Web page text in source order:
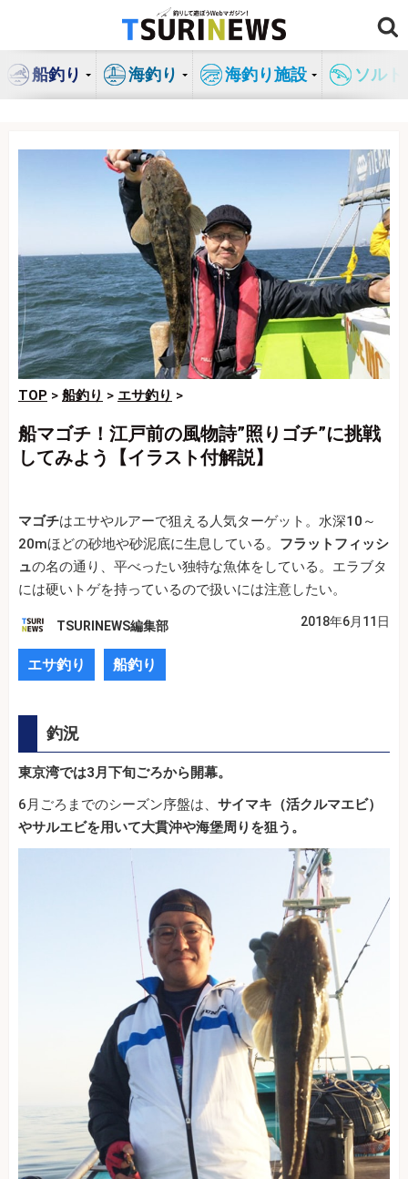
ン
船釣り 海釣り 海釣り施設 ソル
TOP > 船釣り > エサ釣り >
船マゴチ！江戸前の風物詩”照りゴチ”に挑戦
してみよう【イラスト付解説】
マゴチはエサやルアーで狙える人気ターゲット。水深10～
20mほどの砂地や砂泥底に生息している。 フラットフィッシ
ュの名の通り、平べったい独特な魚体をしている。エラブタ
には硬いトゲを持っているので扱いには注意したい。
TSURINEWS編集部 2018年6月11日
エサ釣り 船釣り
釣況
東京湾では3月下旬ごろから開幕。
6月ごろまでのシーズン序盤は、 サイマキ（活クルマエビ）
やサルエビを用いて大貫沖や海堡周りを狙う。